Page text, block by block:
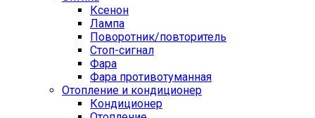
Ксенон
Лампа
Поворотник/повторитель
Стоп-сигнал
Фара
Фара противотуманная
Отопление и кондиционер
Кондиционер